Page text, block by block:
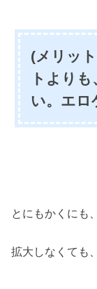
(メリッ
トより
い。エロ
とにもかくにも
拡大しなくても